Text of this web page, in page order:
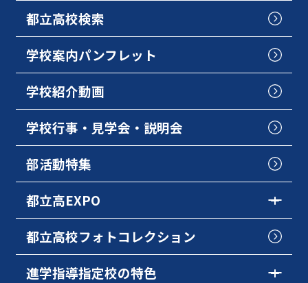
都立高校検索
学校案内パンフレット
学校紹介動画
学校行事・見学会・説明会
部活動特集
都立高EXPO
都立高校フォトコレクション
進学指導指定校の特色